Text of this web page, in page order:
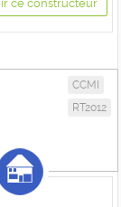
ce constructeur
CCMI
RT2012